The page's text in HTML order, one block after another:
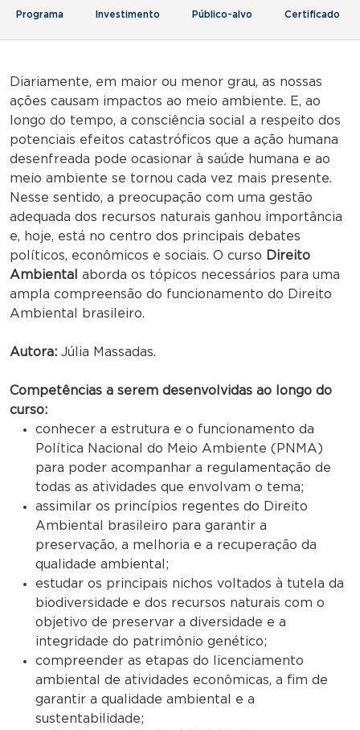
Programa Investimento Público-alvo Certificado
Diariamente, em maior ou menor grau, as nossas
ações causam impactos ao meio ambiente. E, ao
longo do tempo, a consciência social a respeito dos
potenciais efeitos catastróficos que a ação humana
desenfreada pode ocasionar à saúde humana e ao
meio ambiente se tornou cada vez mais presente.
Nesse sentido, a preocupação com uma gestão
adequada dos recursos naturais ganhou importância
e, hoje, está no centro dos principais debates
políticos, econômicos e sociais. O curso Direito
Ambiental
aborda os tópicos necessários para uma
ampla compreensão do funcionamento do Direito
Ambiental brasileiro.
Autora: Júlia Massadas.
Competências a serem desenvolvidas ao longo do
curso:
conhecer a estrutura e o funcionamento da
Política Nacional do Meio Ambiente (PNMA)
para poder acompanhar a regulamentação de
todas as atividades que envolvam o tema;
assimilar os princípios regentes do Direito
Ambiental brasileiro para garantir a
preservação, a melhoria e a recuperação da
qualidade ambiental;
estudar os principais nichos voltados à tutela da
biodiversidade e dos recursos naturais com o
objetivo de preservar a diversidade e a
integridade do patrimônio genético;
compreender as etapas do licenciamento
ambiental de atividades econômicas, a fim de
garantir a qualidade ambiental e a
sustentabilidade;